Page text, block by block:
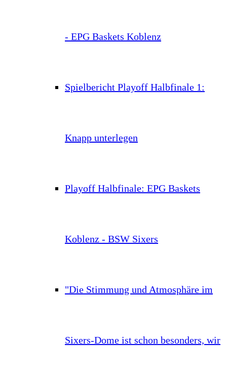
- EPG Baskets Koblenz
Spielbericht Playoff Halbfinale 1:
Knapp unterlegen
Playoff Halbfinale: EPG Baskets
Koblenz - BSW Sixers
"Die Stimmung und Atmosphäre im
Sixers-Dome ist schon besonders, wir